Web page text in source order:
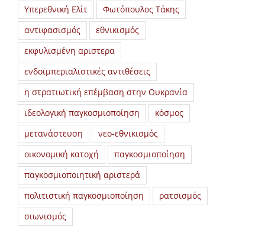
Υπερεθνική Ελίτ
Φωτόπουλος Τάκης
αντιφασισμός
εθνικισμός
εκφυλισμένη αριστερα
ενδοϊμπεριαλιστικές αντιθέσεις
η στρατιωτική επέμβαση στην Ουκρανία
ιδεολογική παγκοσμιοποίηση
κόσμος
μετανάστευση
νεο-εθνικισμός
οικονομική κατοχή
παγκοσμιοποίηση
παγκοσμιοποιητική αριστερά
πολιτιστική παγκοσμιοποίηση
ρατσισμός
σιωνισμός